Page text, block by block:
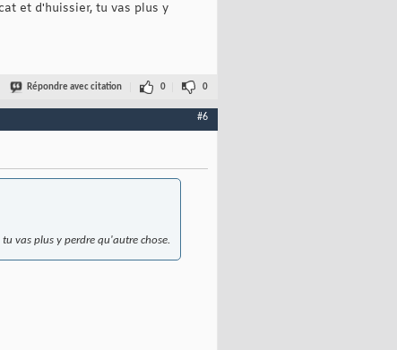
et d'huissier, tu vas plus y
Répondre avec citation 0 0
#6
vas plus y perdre qu'autre chose.